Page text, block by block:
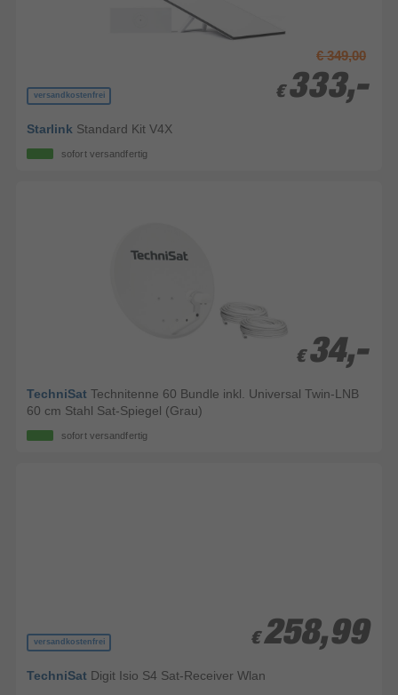
versandkostenfrei
€ 349,00
€ 333,-
€ 333,-
Starlink Standard Kit V4X
sofort versandfertig
€ 34,-
€ 34,-
TechniSat Technitenne 60 Bundle inkl. Universal Twin-LNB
60 cm Stahl Sat-Spiegel (Grau)
sofort versandfertig
versandkostenfrei € 258,99
€ 258,99
TechniSat Digit Isio S4 Sat-Receiver Wlan